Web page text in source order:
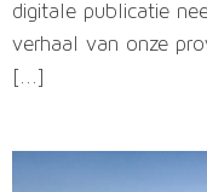
digitale publicatie
verhaal van onze
[...]